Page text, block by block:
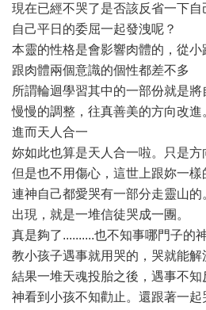
現在已經不哭了是否該反省一下
自己平日的委屈一起發洩呢？
本靈的性格是會影響肉體的，從
跟肉體兩個意識的個性都差不多
所謂輪迴學習其中的一部份就是
慢慢的調整，往真善美的方向改進
進而天人合一
妳如此也算是天人合一啦。只是方
但是也不用傷心，這世上跟妳一樣
連神自己都愛哭有一部分走靈山
出現，就是一堆信徒哭成一團。
真是夠了..........也不知事哪門子的
教小孩子遇事就用哭的，哭就能解
結果一堆天魂投胎之後，遇事不知
神看到小孩不知勸止。還跟著一起